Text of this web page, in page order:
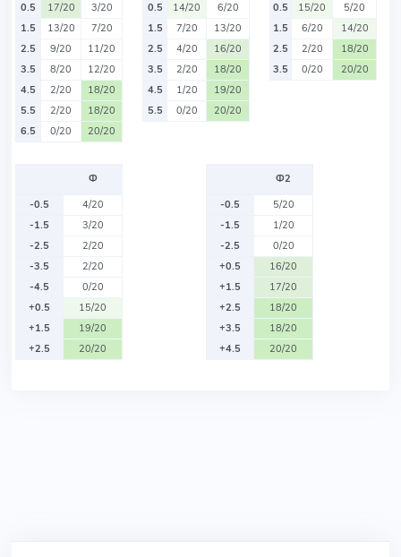
0.5
17/20
3/20
1.5
13/20
7/20
2.5
9/20
11/20
3.5
8/20
12/20
4.5
2/20
18/20
5.5
2/20
18/20
6.5
0/20 20/20
0.5
14/20
6/20
1.5
7/20
13/20
2.5
4/20
16/20
3.5
2/20
18/20
4.5
1/20
19/20
5.5
0/20 20/20
0.5
15/20
5/20
1.5
6/20
14/20
2.5
2/20
18/20
3.5
0/20 20/20
Ф
-0.5
4/20
-1.5
3/20
-2.5
2/20
-3.5
2/20
-4.5
0/20
+0.5
15/20
+1.5
19/20
+2.5
20/20
Ф2
-0.5
5/20
-1.5
1/20
-2.5
0/20
+0.5
16/20
+1.5
17/20
+2.5
18/20
+3.5
18/20
+4.5
20/20